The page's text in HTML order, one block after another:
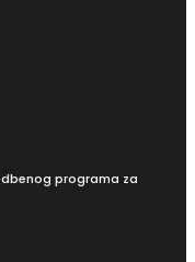
programa za